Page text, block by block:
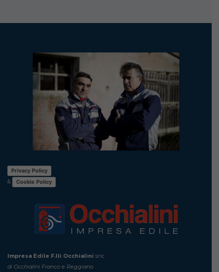
Privacy Policy
&
Cookie Policy
Impresa Edile F.lli Occhialini snc
di Occhialini Franco e Reggiano